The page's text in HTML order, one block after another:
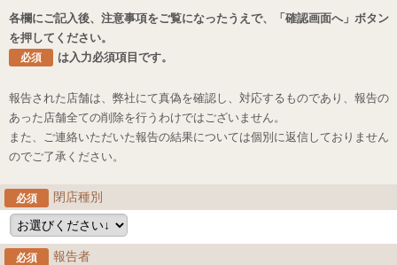
各欄にご記入後、注意事項をご覧になったうえで、「確認画面へ」ボタン
を押してください。
必須 は入力必須項目です。
報告された店舗は、弊社にて真偽を確認し、対応するものであり、報告の
あった店舗全ての削除を行うわけではございません。
また、ご連絡いただいた報告の結果については個別に返信しておりません
のでご了承ください。
必須 閉店種別
必須 報告者